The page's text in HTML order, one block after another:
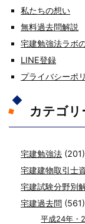
私たちの想い
無料過去問解説
宅建勉強法ラボ
LINE登録
プライバシーポ
カテゴリ
宅建勉強法 (201)
宅建建物取引士
宅建試験分野別
宅建過去問 (561)
平成24年・